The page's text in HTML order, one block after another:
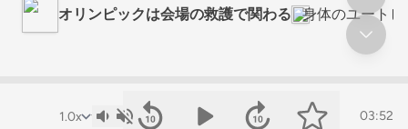
03:52
オリンピックは会場の救護で関わる 身体のユートピ